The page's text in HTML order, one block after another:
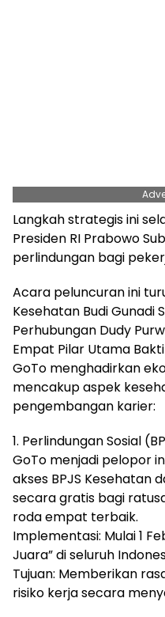
Langkah strategis ini
Presiden RI Prabowo
perlindungan bagi
Acara peluncuran ini
Kesehatan Budi Gunadi
Perhubungan Dudy
​Empat Pilar Utama
​GoTo menghadirkan
mencakup aspek
pengembangan karier:
​1. Perlindungan Sosial
​GoTo menjadi pelopor
akses BPJS Kesehatan
secara gratis bagi
roda empat terbaik.
​Implementasi: Mulai 1
Juara” di seluruh
​Tujuan: Memberikan
risiko kerja secara